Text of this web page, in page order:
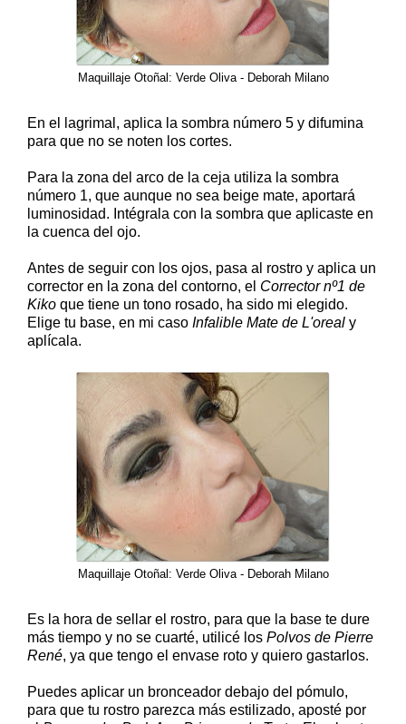
Maquillaje Otoñal: Verde Oliva - Deborah Milano
En el lagrimal, aplica la sombra número 5 y difumina
para que no se noten los cortes.
Para la zona del arco de la ceja utiliza la sombra
número 1, que aunque no sea beige mate, aportará
luminosidad. Intégrala con la sombra que aplicaste en
la cuenca del ojo.
Antes de seguir con los ojos, pasa al rostro y aplica un
corrector en la zona del contorno, el Corrector nº1 de
Kiko que tiene un tono rosado, ha sido mi elegido.
Elige tu base, en mi caso Infalible Mate de L'oreal y
aplícala.
Maquillaje Otoñal: Verde Oliva - Deborah Milano
Es la hora de sellar el rostro, para que la base te dure
más tiempo y no se cuarté, utilicé los Polvos de Pierre
René, ya que tengo el envase roto y quiero gastarlos.
Puedes aplicar un bronceador debajo del pómulo,
para que tu rostro parezca más estilizado, aposté por